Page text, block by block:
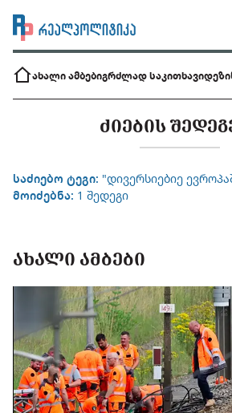
ახალი ამბებიგრძლად საკითხავი
ᲫᲘᲔᲑᲘᲡ
საძიებო ტეგი: "დივერსიებიე
მოიძებნა: 1 შედეგი
ᲐᲮᲐᲚᲘ ᲐᲛᲑᲔᲑᲘ